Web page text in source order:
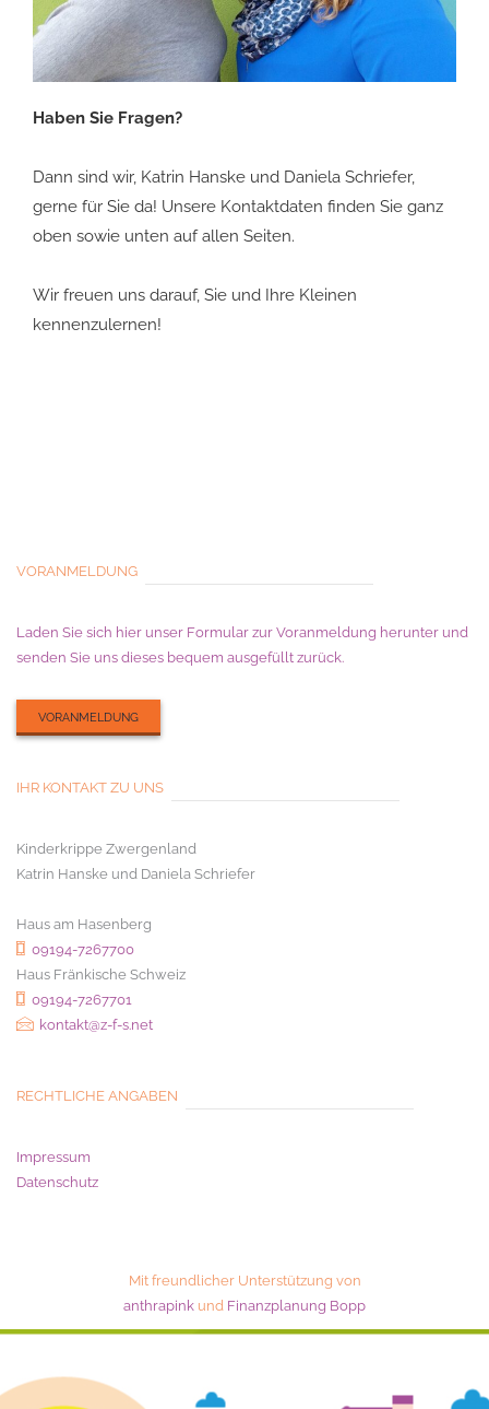
Haben Sie Fragen?
Dann sind wir, Katrin Hanske und Daniela Schriefer,
gerne für Sie da! Unsere Kontaktdaten finden Sie ganz
oben sowie unten auf allen Seiten.
Wir freuen uns darauf, Sie und Ihre Kleinen
kennenzulernen!
VORANMELDUNG
Laden Sie sich hier unser Formular zur Voranmeldung herunter und
senden Sie uns dieses bequem ausgefüllt zurück.
VORANMELDUNG
IHR KONTAKT ZU UNS
Kinderkrippe Zwergenland
Katrin Hanske und Daniela Schriefer
Haus am Hasenberg
09194-7267700
Haus Fränkische Schweiz
09194-7267701
kontakt@z-f-s.net
RECHTLICHE ANGABEN
Impressum
Datenschutz
Mit freundlicher Unterstützung von
anthrapink und Finanzplanung Bopp